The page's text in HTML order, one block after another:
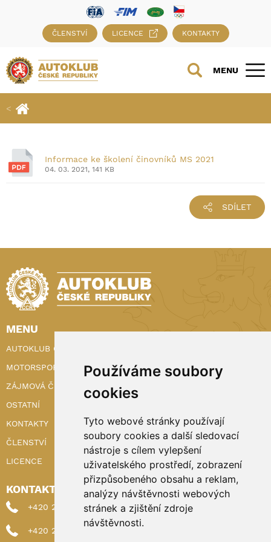
Používáme soubory
cookies
Tyto webové stránky používají
soubory cookies a další sledovací
nástroje s cílem vylepšení
uživatelského prostředí, zobrazení
přizpůsobeného obsahu a reklam,
analýzy návštěvnosti webových
stránek a zjištění zdroje
návštěvnosti.
ČLENSTVÍ LICENCE KONTAKTY
MENU
Informace ke školení činovníků MS 2021
04. 03. 2021, 141 KB
SDÍLET
MENU
AUTOKLUB ČR
MOTORSPORT
ZÁJMOVÁ ČINNOST
OSTATNÍ
KONTAKTY
ČLENSTVÍ
LICENCE
KONTAKTY
+420 222 898 224 (sekretariat)
+420 222 898 221 (členství)